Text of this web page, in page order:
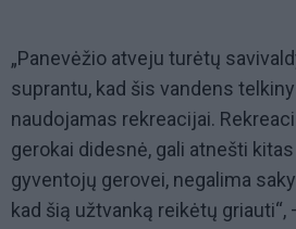
„Panevėžio atveju turėtų
suprantu, kad šis vandens
naudojamas rekreacijai.
gerokai didesnė, gali atnešti
gyventojų gerovei, negalima
kad šią užtvanką reikėtų griauti“,